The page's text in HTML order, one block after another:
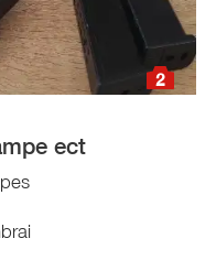
2
ect